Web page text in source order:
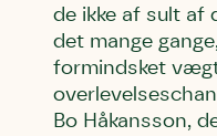
de ikke af sult af
det mange
formindsket
Bo Håkansson,